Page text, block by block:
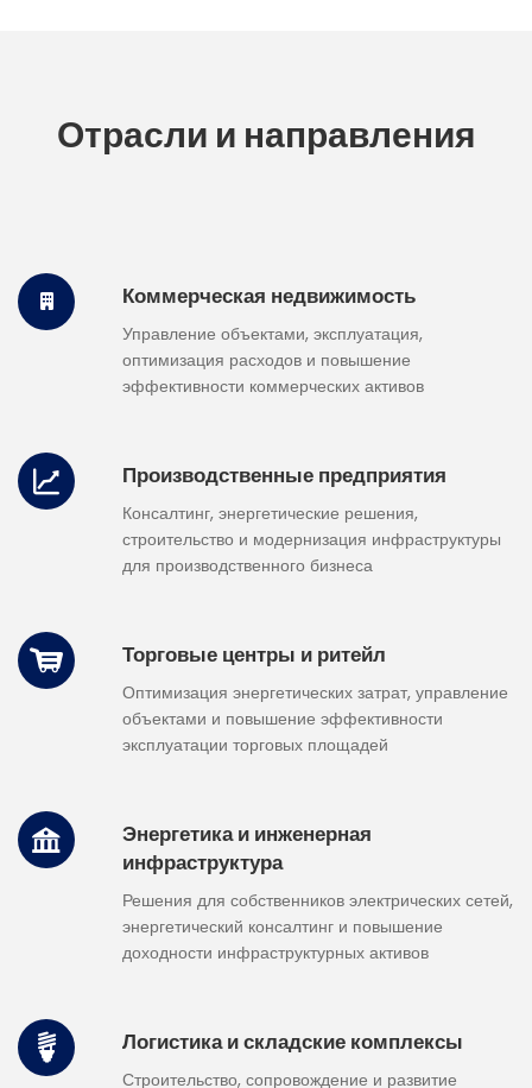
Отрасли и направления
Коммерческая недвижимость
Управление объектами, эксплуатация,
оптимизация расходов и повышение
эффективности коммерческих активов
Производственные предприятия
Консалтинг, энергетические решения,
строительство и модернизация инфраструктуры
для производственного бизнеса
Торговые центры и ритейл
Оптимизация энергетических затрат, управление
объектами и повышение эффективности
эксплуатации торговых площадей
Энергетика и инженерная
инфраструктура
Решения для собственников электрических сетей,
энергетический консалтинг и повышение
доходности инфраструктурных активов
Логистика и складские комплексы
Строительство, сопровождение и развитие